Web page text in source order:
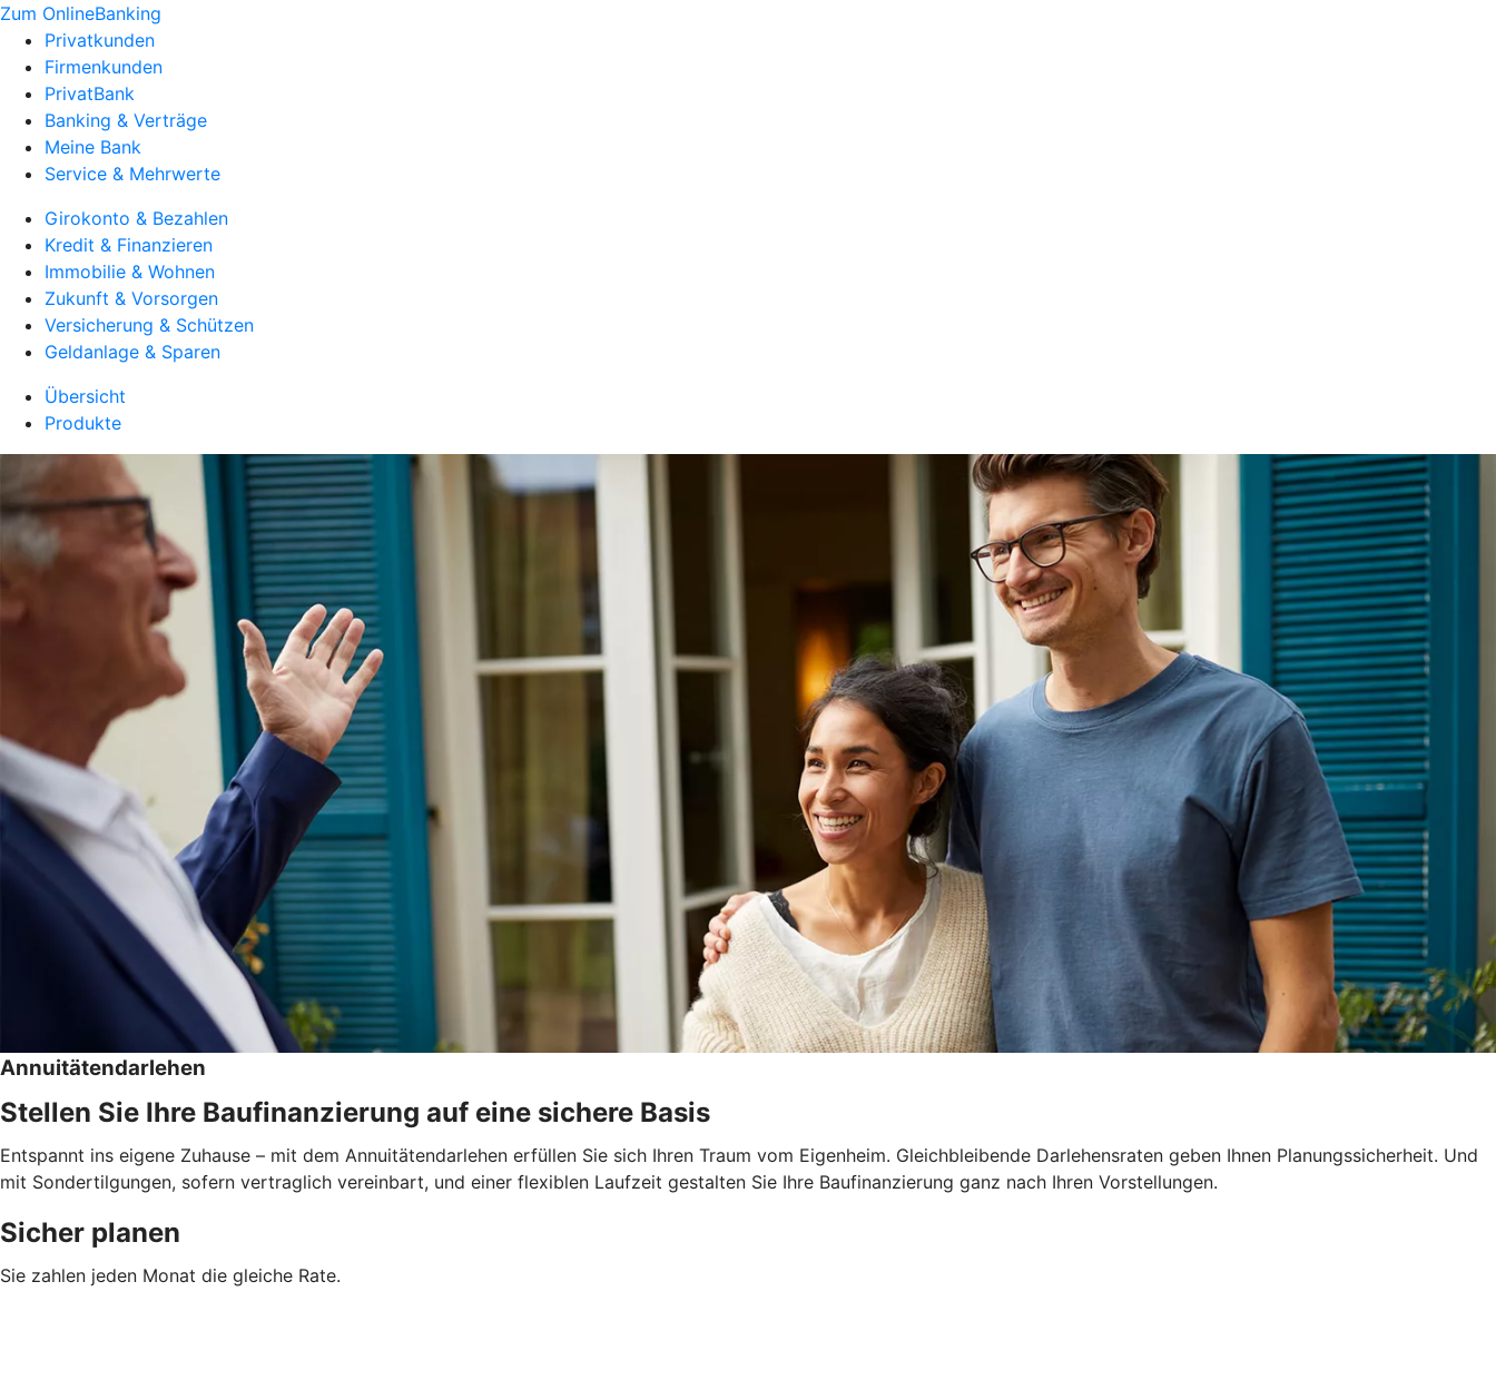
Zum OnlineBanking
Privatkunden
Firmenkunden
PrivatBank
Banking & Verträge
Meine Bank
Service & Mehrwerte
Girokonto & Bezahlen
Kredit & Finanzieren
Immobilie & Wohnen
Zukunft & Vorsorgen
Versicherung & Schützen
Geldanlage & Sparen
Übersicht
Produkte
Annuitätendarlehen
Stellen Sie Ihre Baufinanzierung auf eine sichere Basis
Entspannt ins eigene Zuhause – mit dem Annuitätendarlehen erfüllen Sie sich Ihren Traum vom Eigenheim. Gleichbleibende Darlehensraten geben Ihnen Planungssicherheit. Und
mit Sondertilgungen, sofern vertraglich vereinbart, und einer flexiblen Laufzeit gestalten Sie Ihre Baufinanzierung ganz nach Ihren Vorstellungen.
Sicher planen
Sie zahlen jeden Monat die gleiche Rate.